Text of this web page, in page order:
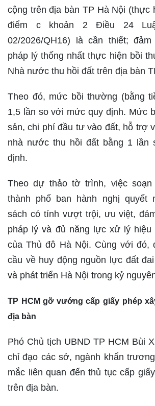
cộng trên địa bàn TP Hà Nội (thực
điểm c khoản 2 Điều 24
02/2026/QH16) là cần thiết;
pháp lý thống nhất thực hiện bồi
Nhà nước thu hồi đất trên địa bàn
Theo đó, mức bồi thường (bằng
1,5 lần so với mức quy định. Mức
sản, chi phí đầu tư vào đất, hỗ trợ
nhà nước thu hồi đất bằng 1 lần
định.
Theo dự thảo tờ trình, việc
thành phố ban hành nghị quyết
sách có tính vượt trội, ưu việt,
pháp lý và đủ năng lực xử lý hiệu
của Thủ đô Hà Nội. Cùng với đó,
cầu về huy động nguồn lực đất
và phát triển Hà Nội trong kỷ
TP HCM gỡ vướng cấp giấy phép
địa bàn
Phó Chủ tịch UBND TP HCM Bùi
chỉ đạo các sở, ngành khẩn
mắc liên quan đến thủ tục cấp
trên địa bàn.